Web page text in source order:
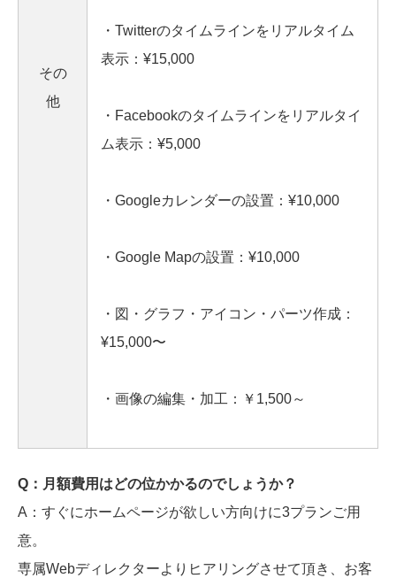
その
他
・Twitterのタイムラインをリアルタイム
表示：¥15,000
・Facebookのタイムラインをリアルタイ
ム表示：¥5,000
・Googleカレンダーの設置：¥10,000
・Google Mapの設置：¥10,000
・図・グラフ・アイコン・パーツ作成：
¥15,000〜
・画像の編集・加工：￥1,500～
Q：月額費用はどの位かかるのでしょうか？
A：すぐにホームページが欲しい方向けに3プランご用
意。
専属Webディレクターよりヒアリングさせて頂き、お客